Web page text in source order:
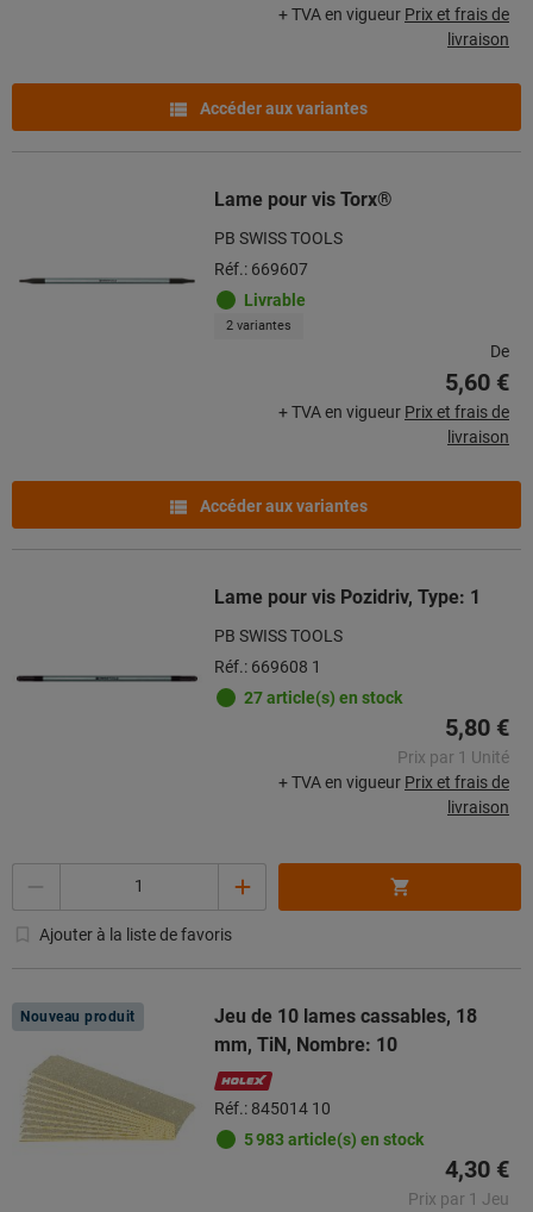
+ TVA en vigueur Prix et frais de
livraison
Accéder aux variantes
Lame pour vis Torx®
PB SWISS TOOLS
Réf.: 669607
Livrable
2 variantes
De
5,60 €
+ TVA en vigueur Prix et frais de
livraison
Accéder aux variantes
Lame pour vis Pozidriv, Type: 1
PB SWISS TOOLS
Réf.: 669608 1
27 article(s) en stock
5,80 €
Prix par 1 Unité
+ TVA en vigueur Prix et frais de
livraison
Ajouter à la liste de favoris
Nouveau produit
Jeu de 10 lames cassables, 18
mm, TiN, Nombre: 10
Réf.: 845014 10
5 983 article(s) en stock
4,30 €
Prix par 1 Jeu